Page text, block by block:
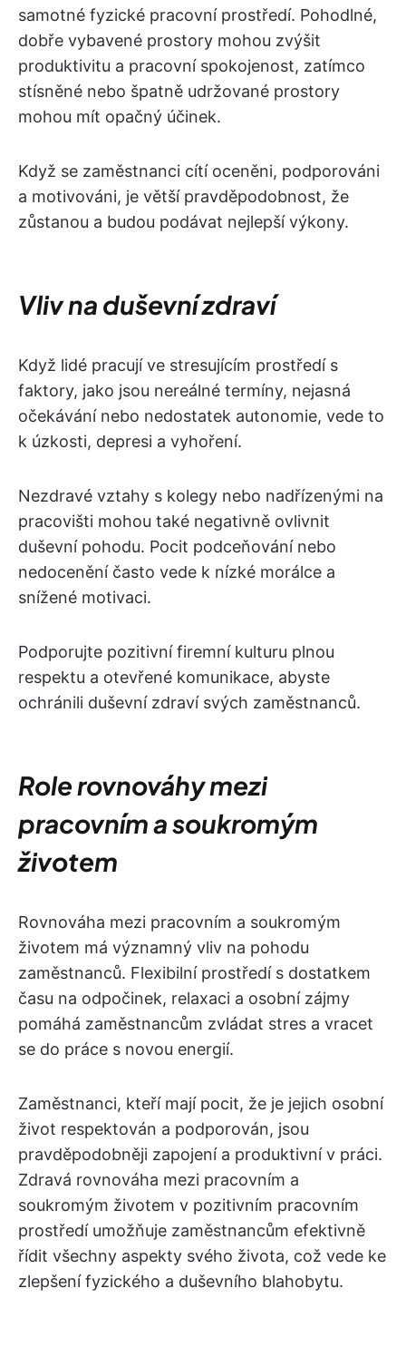
samotné fyzické pracovní prostředí. Pohodlné,
dobře vybavené prostory mohou zvýšit
produktivitu a pracovní spokojenost, zatímco
stísněné nebo špatně udržované prostory
mohou mít opačný účinek.
Když se zaměstnanci cítí oceněni, podporováni
a motivováni, je větší pravděpodobnost, že
zůstanou a budou podávat nejlepší výkony.
Vliv na duševní zdraví
Když lidé pracují ve stresujícím prostředí s
faktory, jako jsou nereálné termíny, nejasná
očekávání nebo nedostatek autonomie, vede to
k úzkosti, depresi a vyhoření.
Nezdravé vztahy s kolegy nebo nadřízenými na
pracovišti mohou také negativně ovlivnit
duševní pohodu. Pocit podceňování nebo
nedocenění často vede k nízké morálce a
snížené motivaci.
Podporujte pozitivní firemní kulturu plnou
respektu a otevřené komunikace, abyste
ochránili duševní zdraví svých zaměstnanců.
Role rovnováhy mezi
pracovním a soukromým
životem
Rovnováha mezi pracovním a soukromým
životem má významný vliv na pohodu
zaměstnanců. Flexibilní prostředí s dostatkem
času na odpočinek, relaxaci a osobní zájmy
pomáhá zaměstnancům zvládat stres a vracet
se do práce s novou energií.
Zaměstnanci, kteří mají pocit, že je jejich osobní
život respektován a podporován, jsou
pravděpodobněji zapojení a produktivní v práci.
Zdravá rovnováha mezi pracovním a
soukromým životem v pozitivním pracovním
prostředí umožňuje zaměstnancům efektivně
řídit všechny aspekty svého života, což vede ke
zlepšení fyzického a duševního blahobytu.